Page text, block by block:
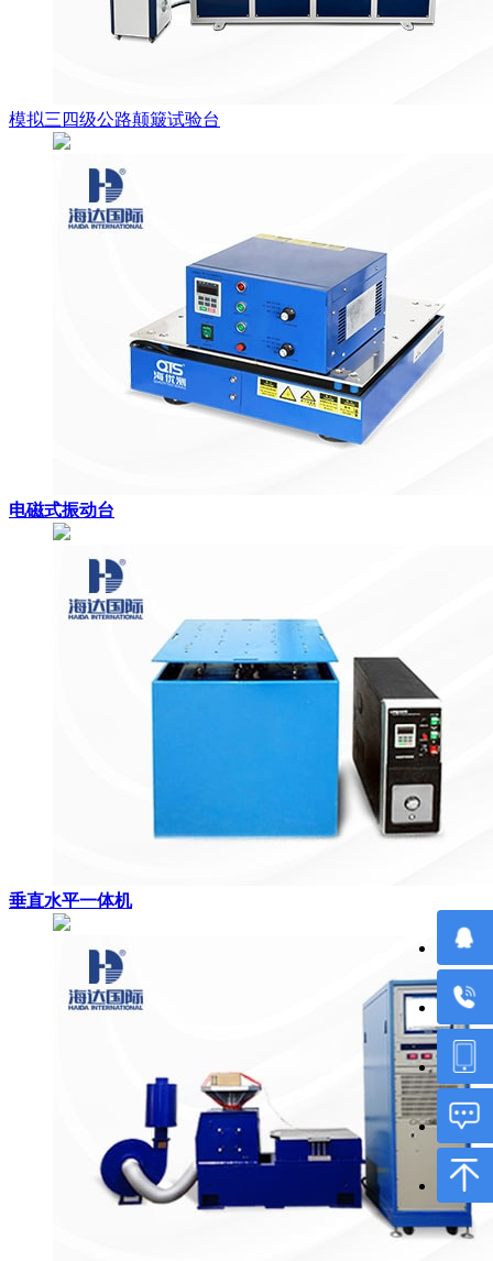
模拟三四级公路颠簸试验台
电磁式振动台
垂直水平一体机